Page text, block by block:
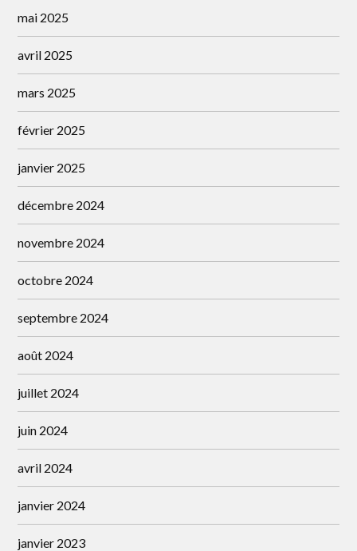
mai 2025
avril 2025
mars 2025
février 2025
janvier 2025
décembre 2024
novembre 2024
octobre 2024
septembre 2024
août 2024
juillet 2024
juin 2024
avril 2024
janvier 2024
janvier 2023